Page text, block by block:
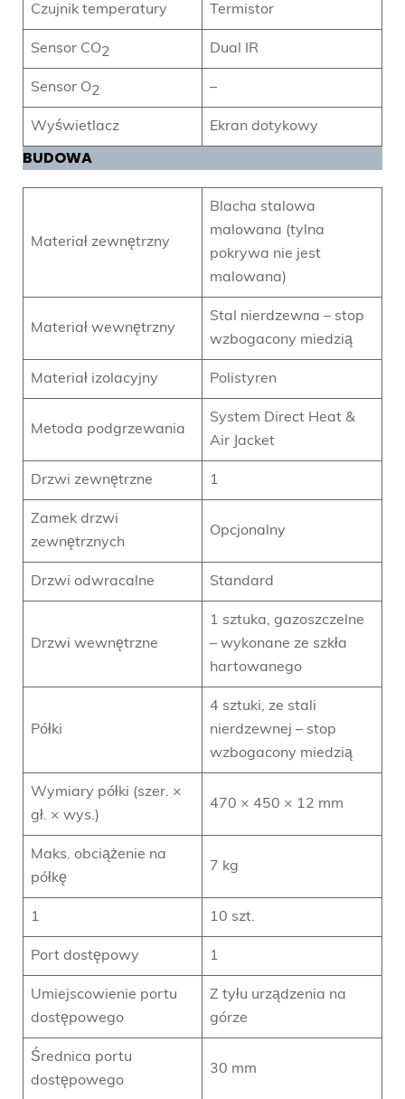
Czujnik temperatury Termistor
Sensor CO2 Dual IR
Sensor O2 –
Wyświetlacz Ekran dotykowy
BUDOWA
Materiał zewnętrzny
Blacha stalowa
malowana (tylna
pokrywa nie jest
malowana)
Materiał wewnętrzny
Stal nierdzewna – stop
wzbogacony miedzią
Materiał izolacyjny Polistyren
Metoda podgrzewania
System Direct Heat &
Air Jacket
Drzwi zewnętrzne 1
Zamek drzwi
zewnętrznych
Opcjonalny
Drzwi odwracalne Standard
Drzwi wewnętrzne
1 sztuka, gazoszczelne
– wykonane ze szkła
hartowanego
Półki
4 sztuki, ze stali
nierdzewnej – stop
wzbogacony miedzią
Wymiary półki (szer. ×
gł. × wys.)
470 × 450 × 12 mm
Maks. obciążenie na
półkę
7 kg
1 10 szt.
Port dostępowy 1
Umiejscowienie portu
dostępowego
Z tyłu urządzenia na
górze
Średnica portu
dostępowego
30 mm